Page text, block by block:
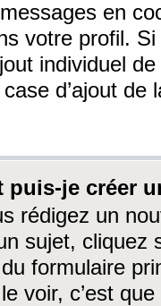
en
votre profil.
individuel
d’ajout
puis-je créer
rédigez un
sujet, cliquez
formulaire
voir, c’est